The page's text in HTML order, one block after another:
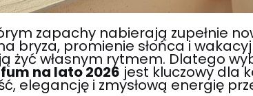
zapachy nabierają zupełnie
bryza, promienie słońca i
żyć własnym rytmem. Dlatego
na lato 2026 jest kluczowy dla
elegancję i zmysłową energię